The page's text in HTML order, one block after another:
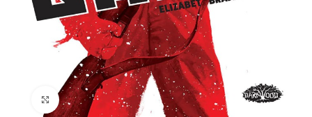
Klikni da povečaš